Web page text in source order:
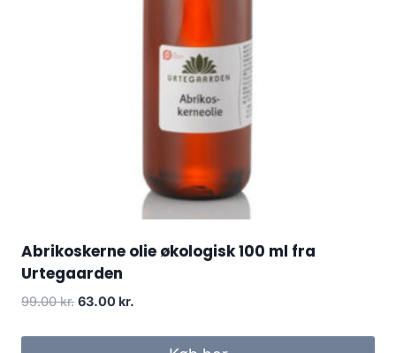
Abrikoskerne olie økologisk 100 ml fra
Urtegaarden
99.00kr. Den
pris
63.00 kr.
pris